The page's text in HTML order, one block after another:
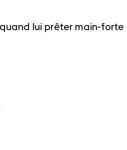
lui prêter main-